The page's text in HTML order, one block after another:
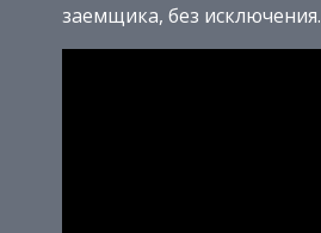
заемщика, без исключения.